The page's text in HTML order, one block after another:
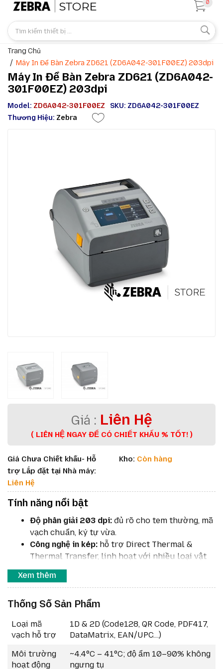
0
Trang Chủ
Máy In Để Bàn Zebra ZD621 (ZD6A042-301F00EZ) 203dpi
Máy In Để Bàn Zebra ZD621 (ZD6A042-
301F00EZ) 203dpi
Model: ZD6A042-301F00EZ
SKU: ZD6A042-301F00EZ
Thương Hiệu: Zebra
Liên Hệ
( LIÊN HỆ NGAY ĐỂ CÓ CHIẾT KHẤU % TỐT! )
Giá Chưa Chiết khấu- Hỗ
trợ Lắp đặt tại Nhà máy:
Liên Hệ
Kho: Còn hàng
Tính năng nổi bật
Độ phân giải 203 dpi: đủ rõ cho tem thường, mã
vạch chuẩn, ký tự vừa.
Công nghệ in kép: hỗ trợ Direct Thermal &
Thermal Transfer, linh hoạt với nhiều loại vật
liệu.
Băng in rộng 4 inch (~104 mm):
Tốc độ in cao:lên đến 8 ips (~203 mm/s) với
Kết nối đa dạng:USB, Serial, Ethernet; tùy chọn
Wi-Fi / Bluetooth nếu bản có hỗ trợ.
Giao diện người dùng tiện lợi:5 biểu tượng
trạng thái + 3 nút, thiết kế dễ thao tác.
Xem thêm
Thống Số Sản Phẩm
Loại mã
vạch hỗ trợ
1D & 2D (Code128, QR Code, PDF417,
DataMatrix, EAN/UPC…)
Môi trường
hoạt động
~4.4°C – 41°C; độ ẩm 10–90% không
ngưng tụ